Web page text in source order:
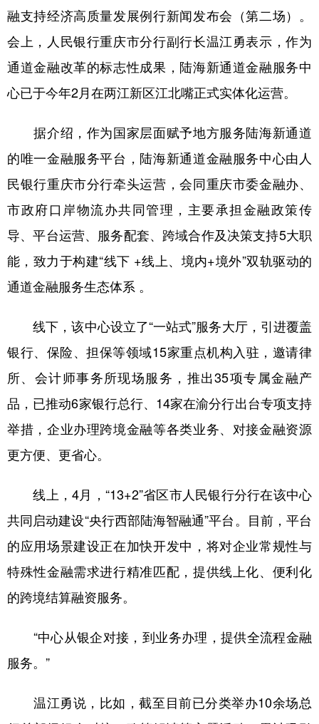
融支持经济高质量发展例行新闻发布会（第二场）。
会上，人民银行重庆市分行副行长温江勇表示，作为
通道金融改革的标志性成果，陆海新通道金融服务中
心已于今年2月在两江新区江北嘴正式实体化运营。
据介绍，作为国家层面赋予地方服务陆海新通道
的唯一金融服务平台，陆海新通道金融服务中心由人
民银行重庆市分行牵头运营，会同重庆市委金融办、
市政府口岸物流办共同管理，主要承担金融政策传
导、平台运营、服务配套、跨域合作及决策支持5大职
能，致力于构建“线下 +线上、境内+境外”双轨驱动的
通道金融服务生态体系 。
线下，该中心设立了“一站式”服务大厅，引进覆盖
银行、保险、担保等领域15家重点机构入驻，邀请律
所、会计师事务所现场服务，推出35项专属金融产
品，已推动6家银行总行、14家在渝分行出台专项支持
举措，企业办理跨境金融等各类业务、对接金融资源
更方便、更省心。
线上，4月，“13+2”省区市人民银行分行在该中心
共同启动建设“央行西部陆海智融通”平台。目前，平台
的应用场景建设正在加快开发中，将对企业常规性与
特殊性金融需求进行精准匹配，提供线上化、便利化
的跨境结算融资服务。
“中心从银企对接，到业务办理，提供全流程金融
服务。”
温江勇说，比如，截至目前已分类举办10余场总